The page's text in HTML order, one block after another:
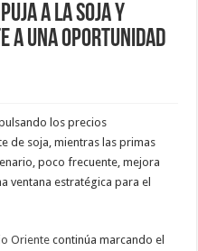
a la soja y
a una oportunidad
los precios
de soja, mientras las primas
poco frecuente, mejora
ventana estratégica para el
Oriente continúa marcando el